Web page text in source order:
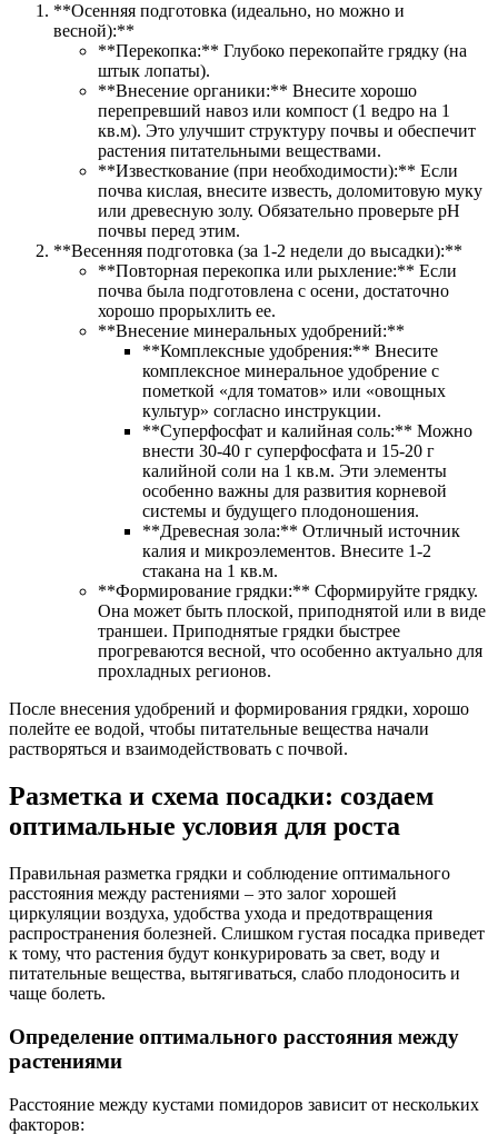
**Осенняя подготовка (идеально, но можно и
весной):**
**Перекопка:** Глубоко перекопайте грядку (на
штык лопаты).
**Внесение органики:** Внесите хорошо
перепревший навоз или компост (1 ведро на 1
кв.м). Это улучшит структуру почвы и обеспечит
растения питательными веществами.
**Известкование (при необходимости):** Если
почва кислая, внесите известь, доломитовую муку
или древесную золу. Обязательно проверьте pH
почвы перед этим.
**Весенняя подготовка (за 1-2 недели до высадки):**
**Повторная перекопка или рыхление:** Если
почва была подготовлена с осени, достаточно
хорошо прорыхлить ее.
**Внесение минеральных удобрений:**
**Комплексные удобрения:** Внесите
комплексное минеральное удобрение с
пометкой «для томатов» или «овощных
культур» согласно инструкции.
**Суперфосфат и калийная соль:** Можно
внести 30-40 г суперфосфата и 15-20 г
калийной соли на 1 кв.м. Эти элементы
особенно важны для развития корневой
системы и будущего плодоношения.
**Древесная зола:** Отличный источник
калия и микроэлементов. Внесите 1-2
стакана на 1 кв.м.
**Формирование грядки:** Сформируйте грядку.
Она может быть плоской, приподнятой или в виде
траншеи. Приподнятые грядки быстрее
прогреваются весной, что особенно актуально для
прохладных регионов.
После внесения удобрений и формирования грядки, хорошо
полейте ее водой, чтобы питательные вещества начали
растворяться и взаимодействовать с почвой.
Разметка и схема посадки: создаем
оптимальные условия для роста
Правильная разметка грядки и соблюдение оптимального
расстояния между растениями – это залог хорошей
циркуляции воздуха, удобства ухода и предотвращения
распространения болезней. Слишком густая посадка приведет
к тому, что растения будут конкурировать за свет, воду и
питательные вещества, вытягиваться, слабо плодоносить и
чаще болеть.
Определение оптимального расстояния между
растениями
Расстояние между кустами помидоров зависит от нескольких
факторов: